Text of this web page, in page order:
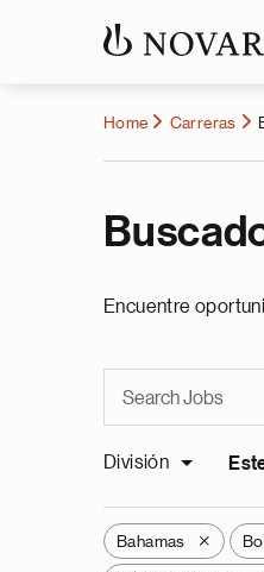
Home Carreras
Encuentre
División
Bahamas X